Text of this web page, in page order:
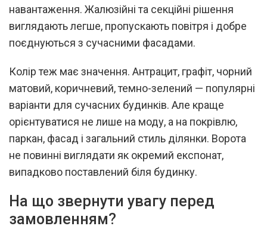
навантаження. Жалюзійні та секційні рішення
виглядають легше, пропускають повітря і добре
поєднуються з сучасними фасадами.
Колір теж має значення. Антрацит, графіт, чорний
матовий, коричневий, темно-зелений — популярні
варіанти для сучасних будинків. Але краще
орієнтуватися не лише на моду, а на покрівлю,
паркан, фасад і загальний стиль ділянки. Ворота
не повинні виглядати як окремий експонат,
випадково поставлений біля будинку.
На що звернути увагу перед
замовленням?